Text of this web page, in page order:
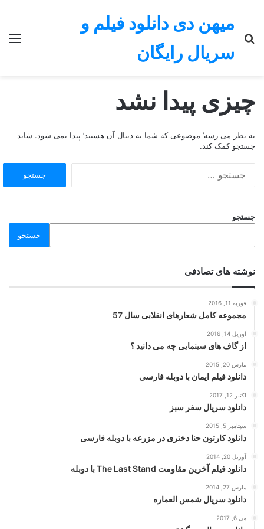
میهن دی دانلود فیلم و
سریال رایگان
جستجو
برای
چیزی پیدا نشد
به نظر می رسه’ موضوعی که شما به دنبال آن هستید’ پیدا نمی شود. شاید
جستجو کمک کند.
جستجو
جستجو
نوشته های تصادفی
فوریه 11, 2016
مجموعه کامل شعارهای انقلابی سال 57
آوریل 14, 2016
از گاف های سینمایی چه می دانید ؟
مارس 20, 2015
دانلود فیلم ایمان با دوبله فارسی
اکتبر 12, 2017
دانلود سریال سفر سبز
سپتامبر 5, 2015
دانلود کارتون حنا دختری در مزرعه با دوبله فارسی
آوریل 20, 2014
دانلود فیلم آخرین مقاومت The Last Stand با دوبله
مارس 27, 2014
دانلود سریال شمس العماره
می 6, 2017